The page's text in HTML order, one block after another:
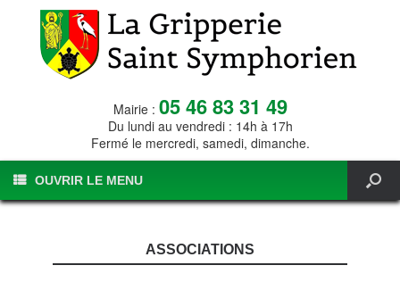
Mairie : 05 46 83 31 49
Du lundi au vendredi : 14h à 17h
Fermé le mercredi, samedi, dimanche.
OUVRIR LE MENU
ASSOCIATIONS